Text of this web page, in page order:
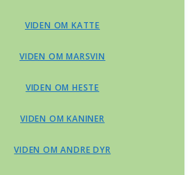
VIDEN OM KATTE
VIDEN OM MARSVIN
VIDEN OM HESTE
VIDEN OM KANINER
VIDEN OM ANDRE DYR